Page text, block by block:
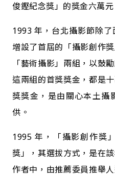
俊鏗紀念獎」的獎金六萬元
1993 年，台北攝影節除
增設了首屆的「攝影創作
「藝術攝影」兩組，以鼓
這兩組的首獎獎金，都是
獎獎金，是由關心本土攝
供。
1995 年，「攝影創作獎
獎」，其選拔方式，是在
作者中，由推薦委員推舉